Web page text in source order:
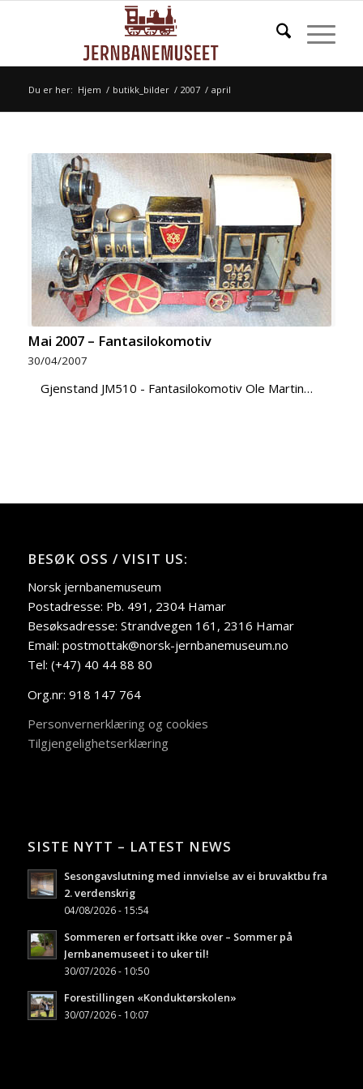
Du er her: Hjem / butikk_bilder / 2007 / april
Mai 2007 – Fantasilokomotiv
30/04/2007
Gjenstand JM510 - Fantasilokomotiv Ole Martin…
BESØK OSS / VISIT US:
Norsk jernbanemuseum
Postadresse: Pb. 491, 2304 Hamar
Besøksadresse: Strandvegen 161, 2316 Hamar
Email: postmottak@norsk-jernbanemuseum.no
Tel: (+47) 40 44 88 80
Org.nr: 918 147 764
Personvernerklæring og cookies
Tilgjengelighetserklæring
SISTE NYTT – LATEST NEWS
Sesongavslutning med innvielse av ei bruvaktbu fra
2. verdenskrig
04/08/2026 - 15:54
Sommeren er fortsatt ikke over – Sommer på
Jernbanemuseet i to uker til!
30/07/2026 - 10:50
Forestillingen «Konduktørskolen»
30/07/2026 - 10:07